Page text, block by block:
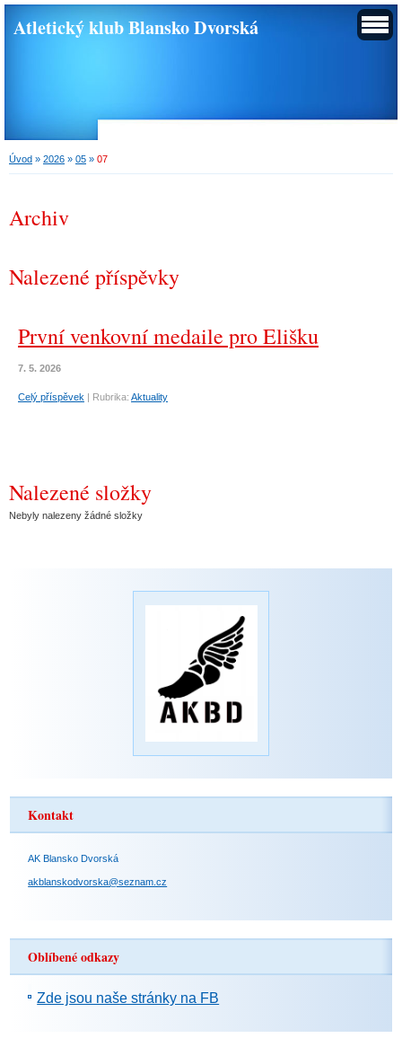
Atletický klub Blansko Dvorská
Úvod » 2026 » 05 » 07
Archiv
Nalezené příspěvky
První venkovní medaile pro Elišku
7. 5. 2026
Celý příspěvek | Rubrika: Aktuality
Nalezené složky
Nebyly nalezeny žádné složky
Kontakt
AK Blansko Dvorská
akblanskodvorska@seznam.cz
Oblíbené odkazy
Zde jsou naše stránky na FB